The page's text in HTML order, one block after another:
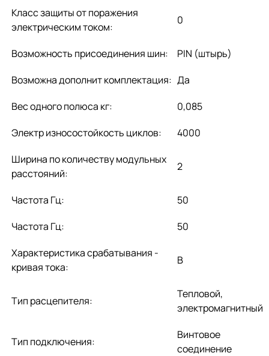
Класс защиты от поражения
электрическим током:
0
Возможность присоединения шин:
PIN (штырь)
Возможна дополнит комплектация: Да
Вес одного полюса кг:
0,085
Электр износостойкость циклов:
4000
Ширина по количеству модульных
расстояний:
2
Частота Гц:
50
Частота Гц:
50
Характеристика срабатывания -
кривая тока:
B
Тип расцепителя:
Тепловой,
электромагнитный
Тип подключения:
Винтовое
соединение